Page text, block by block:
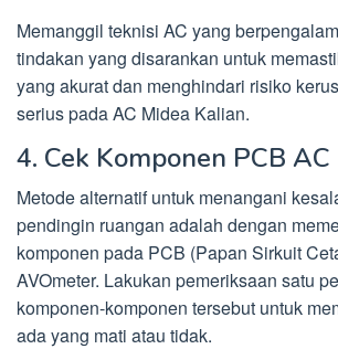
Memanggil teknisi AC yang
tindakan yang disarankan untuk
yang akurat dan menghindari risiko
serius pada AC Midea Kalian.
4. Cek Komponen PCB AC
Metode alternatif untuk menangani
pendingin ruangan adalah dengan
komponen pada PCB (Papan Sirkuit
AVOmeter. Lakukan pemeriksaan satu
komponen-komponen tersebut untuk
ada yang mati atau tidak.